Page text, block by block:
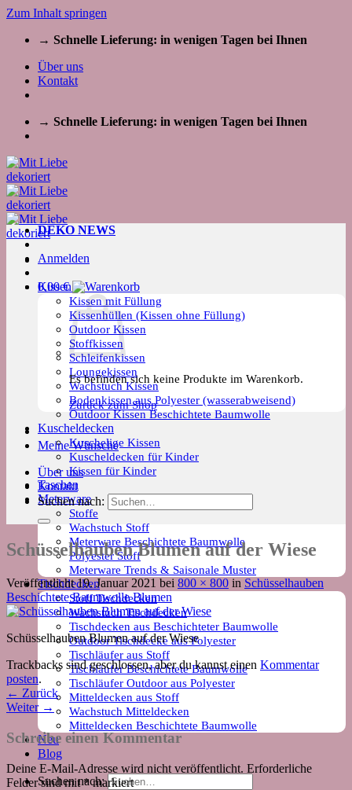
Zum Inhalt springen
→ Schnelle Lieferung: in wenigen Tagen bei Ihnen
Über uns
Kontakt
→ Schnelle Lieferung: in wenigen Tagen bei Ihnen
Kissen
Kissen mit Füllung
Kissenhüllen (Kissen ohne Füllung)
Outdoor Kissen
Stoffkissen
Schleifenkissen
Loungekissen
Wachstuch Kissen
Bodenkissen aus Polyester (wasserabweisend)
Outdoor Kissen Beschichtete Baumwolle
Kuscheldecken
Kuschelige Kissen
Kuscheldecken für Kinder
Kissen für Kinder
Taschen
Meterware
Stoffe
Wachstuch Stoff
Meterware Beschichtete Baumwolle
Polyester Stoff
Meterware Trends & Saisonale Muster
Tischdecken
Stoff Tischdecken
Wachstuch Tischdecken
Tischdecken aus Beschichteter Baumwolle
Outdoor Tischdecke aus Polyester
Tischläufer aus Stoff
Tischläufer Beschichtete Baumwolle
Tischläufer Outdoor aus Polyester
Mitteldecken aus Stoff
Wachstuch Mitteldecken
Mitteldecken Beschichtete Baumwolle
Neu
Blog
Suchen nach:
DEKO NEWS
Anmelden
0,00€
Es befinden sich keine Produkte im Warenkorb.
Zurück zum Shop
Meine Wünsche
Über uns
Kontakt
Suchen nach:
Schüsselhauben Blumen auf der Wiese
Veröffentlicht19. Januar 2021 bei 800 × 800 in Schüsselhauben
Beschichtete Baumwolle Blumen
Schüsselhauben Blumen auf der Wiese
Trackbacks sind geschlossen, aber du kannst einen Kommentar
posten.
← Zurück
Weiter →
Schreibe einen Kommentar
Deine E-Mail-Adresse wird nicht veröffentlicht. Erforderliche
Felder sind mit*markiert